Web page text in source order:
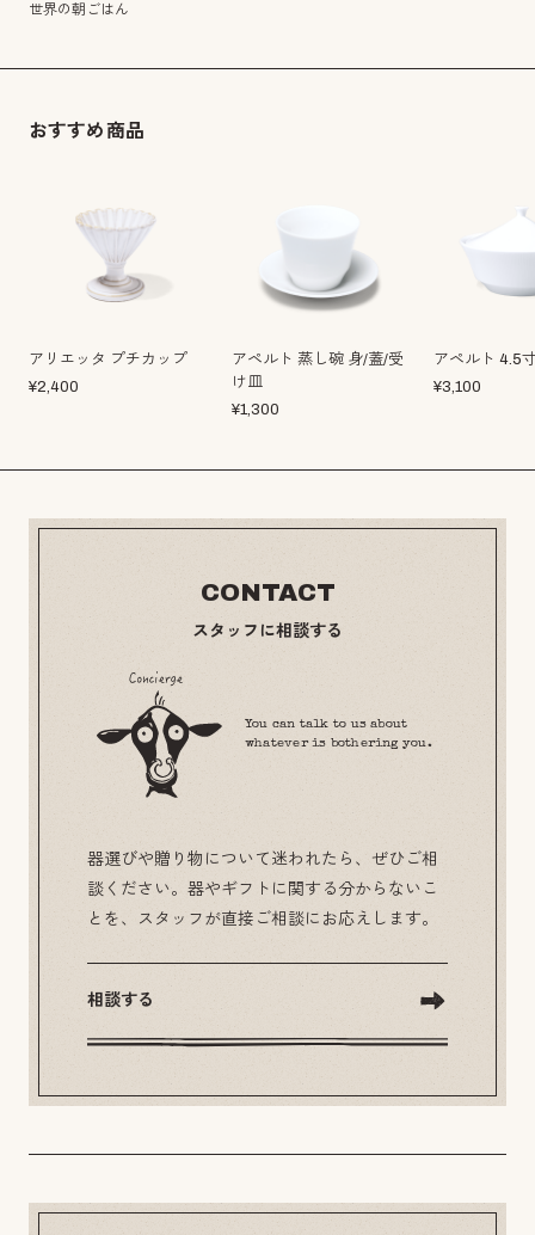
世界の朝ごはん
おすすめ商品
アリエッタ プチカップ
¥2,400
アペルト 蒸し碗 身/蓋/受
け皿
¥1,300
アペルト 4.5
¥3,100
CONTACT
スタッフに相談する
You can talk to us about
whatever is bothering you.
器選びや贈り物について迷われたら、ぜひご相
談ください。器やギフトに関する分からないこ
とを、スタッフが直接ご相談にお応えします。
相談する